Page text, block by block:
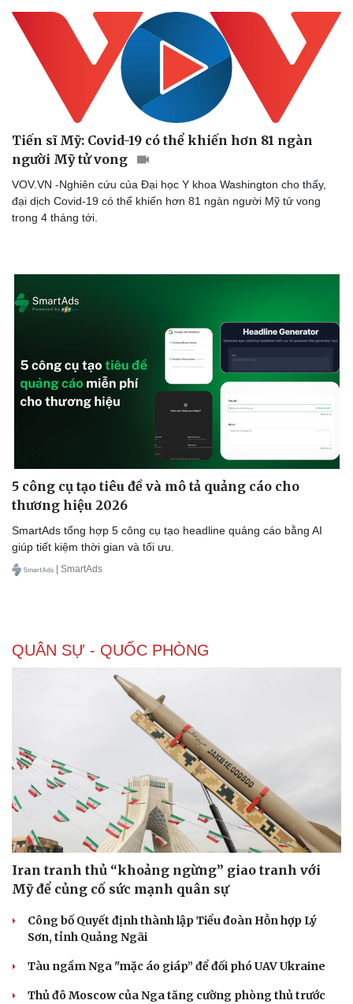
Dinh dưỡng - món ngon
Sản phụ khoa
Nhi khoa
Nam khoa
Làm đẹp - giảm cân
Phòng mạch online
Ăn sạch sống khỏe
Nhà đẹp
Blog
Tình yêu - Gia đình
Tiến sĩ Mỹ: Covid-19 có thể khiến hơn 81 ngàn
người Mỹ tử vong
VOV.VN -Nghiên cứu của Đại học Y khoa Washington cho thấy,
đại dịch Covid-19 có thể khiến hơn 81 ngàn người Mỹ tử vong
trong 4 tháng tới.
5 công cụ tạo tiêu đề và mô tả quảng cáo cho
thương hiệu 2026
SmartAds tổng hợp 5 công cụ tạo headline quảng cáo bằng AI
giúp tiết kiệm thời gian và tối ưu.
| SmartAds
QUÂN SỰ - QUỐC PHÒNG
Iran tranh thủ “khoảng ngừng” giao tranh với
Mỹ để củng cố sức mạnh quân sự
Công bố Quyết định thành lập Tiểu đoàn Hỗn hợp Lý
Sơn, tỉnh Quảng Ngãi
Tàu ngầm Nga "mặc áo giáp” để đối phó UAV Ukraine
Thủ đô Moscow của Nga tăng cường phòng thủ trước